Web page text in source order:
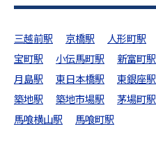
三越前駅 京橋駅 人形町駅
宝町駅
小伝馬町駅 新富町駅
月島駅
東日本橋駅 東銀座駅
築地駅
築地市場駅 茅場町駅
馬喰横山駅
馬喰町駅